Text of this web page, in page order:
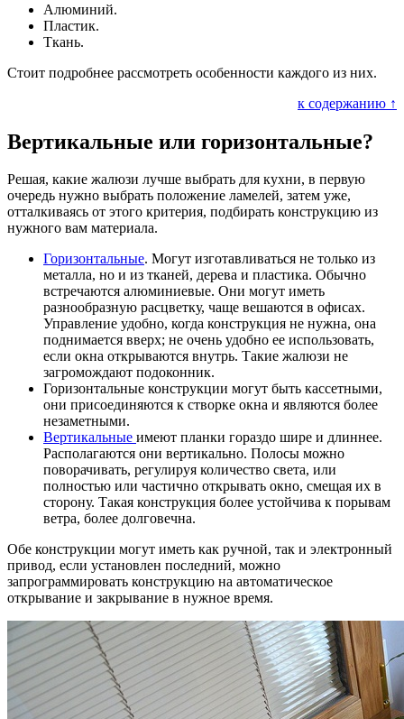
Алюминий.
Пластик.
Ткань.
Стоит подробнее рассмотреть особенности каждого из них.
к содержанию ↑
Вертикальные или горизонтальные?
Решая, какие жалюзи лучше выбрать для кухни, в первую
очередь нужно выбрать положение ламелей, затем уже,
отталкиваясь от этого критерия, подбирать конструкцию из
нужного вам материала.
Горизонтальные. Могут изготавливаться не только из
металла, но и из тканей, дерева и пластика. Обычно
встречаются алюминиевые. Они могут иметь
разнообразную расцветку, чаще вешаются в офисах.
Управление удобно, когда конструкция не нужна, она
поднимается вверх; не очень удобно ее использовать,
если окна открываются внутрь. Такие жалюзи не
загромождают подоконник.
Горизонтальные конструкции могут быть кассетными,
они присоединяются к створке окна и являются более
незаметными.
Вертикальные имеют планки гораздо шире и длиннее.
Располагаются они вертикально. Полосы можно
поворачивать, регулируя количество света, или
полностью или частично открывать окно, смещая их в
сторону. Такая конструкция более устойчива к порывам
ветра, более долговечна.
Обе конструкции могут иметь как ручной, так и электронный
привод, если установлен последний, можно
запрограммировать конструкцию на автоматическое
открывание и закрывание в нужное время.